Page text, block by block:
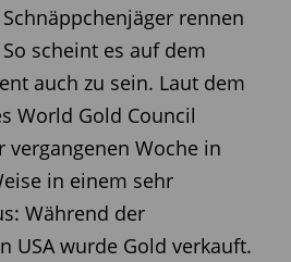
rennen
scheint es auf dem
auch zu sein. Laut dem
World Gold Council
vergangenen Woche in
in einem sehr
Während der
USA wurde Gold verkauft.